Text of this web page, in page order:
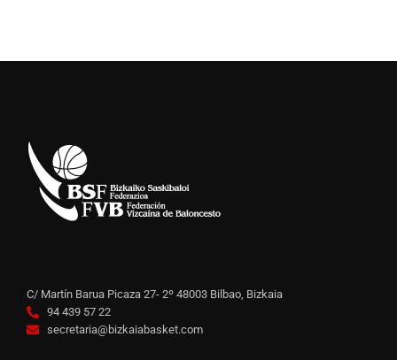
C/ Martín Barua Picaza 27- 2º 48003 Bilbao, Bizkaia
94 439 57 22
secretaria@bizkaiabasket.com